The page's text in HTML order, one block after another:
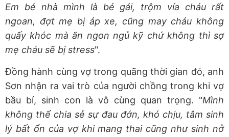
Em bé nhà mình là bé gái, trộm vía cháu rất
ngoan, đợt mẹ bị áp xe, cũng may cháu không
quấy khóc mà ăn ngon ngủ kỹ chứ không thì sợ
mẹ cháu sẽ bị stress".
Đồng hành cùng vợ trong quãng thời gian đó, anh
Sơn nhận ra vai trò của người chồng trong khi vợ
bầu bí, sinh con là vô cùng quan trọng. "Mình
không thể chia sẻ sự đau đớn, khó chịu, tâm sinh
lý bất ổn của vợ khi mang thai cũng như sinh nở